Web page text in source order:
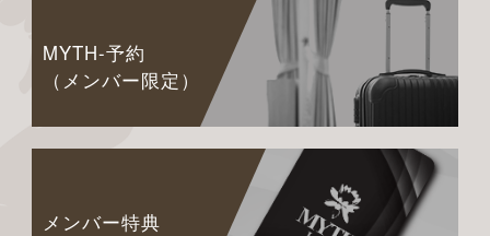
MYTH-予約
（メンバー限定）
メンバー特典